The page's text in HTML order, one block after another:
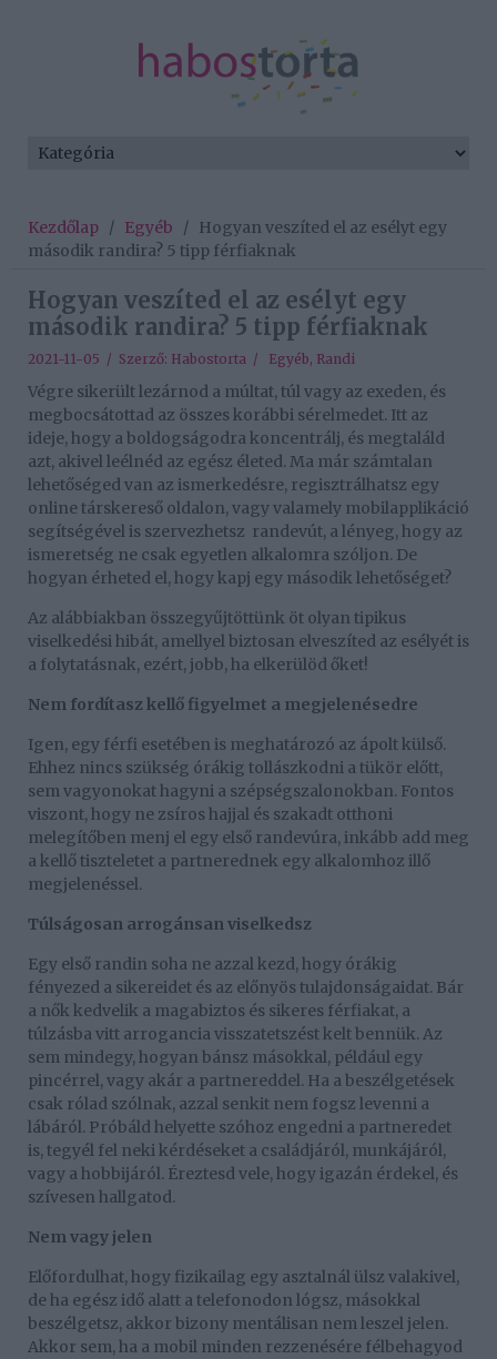
Kezdőlap / Egyéb / Hogyan veszíted el az esélyt egy
második randira? 5 tipp férfiaknak
Hogyan veszíted el az esélyt egy
második randira? 5 tipp férfiaknak
2021-11-05 / Szerző: Habostorta / Egyéb, Randi
Végre sikerült lezárnod a múltat, túl vagy az exeden, és
megbocsátottad az összes korábbi sérelmedet. Itt az
ideje, hogy a boldogságodra koncentrálj, és megtaláld
azt, akivel leélnéd az egész életed. Ma már számtalan
lehetőséged van az ismerkedésre, regisztrálhatsz egy
online társkereső oldalon, vagy valamely mobilapplikáció
segítségével is szervezhetsz randevút, a lényeg, hogy az
ismeretség ne csak egyetlen alkalomra szóljon. De
hogyan érheted el, hogy kapj egy második lehetőséget?
Az alábbiakban összegyűjtöttünk öt olyan tipikus
viselkedési hibát, amellyel biztosan elveszíted az esélyét is
a folytatásnak, ezért, jobb, ha elkerülöd őket!
Nem fordítasz kellő figyelmet a megjelenésedre
Igen, egy férfi esetében is meghatározó az ápolt külső.
Ehhez nincs szükség órákig tollászkodni a tükör előtt,
sem vagyonokat hagyni a szépségszalonokban. Fontos
viszont, hogy ne zsíros hajjal és szakadt otthoni
melegítőben menj el egy első randevúra, inkább add meg
a kellő tiszteletet a partnerednek egy alkalomhoz illő
megjelenéssel.
Túlságosan arrogánsan viselkedsz
Egy első randin soha ne azzal kezd, hogy órákig
fényezed a sikereidet és az előnyös tulajdonságaidat. Bár
a nők kedvelik a magabiztos és sikeres férfiakat, a
túlzásba vitt arrogancia visszatetszést kelt bennük. Az
sem mindegy, hogyan bánsz másokkal, például egy
pincérrel, vagy akár a partnereddel. Ha a beszélgetések
csak rólad szólnak, azzal senkit nem fogsz levenni a
lábáról. Próbáld helyette szóhoz engedni a partneredet
is, tegyél fel neki kérdéseket a családjáról, munkájáról,
vagy a hobbijáról. Éreztesd vele, hogy igazán érdekel, és
szívesen hallgatod.
Nem vagy jelen
Előfordulhat, hogy fizikailag egy asztalnál ülsz valakivel,
de ha egész idő alatt a telefonodon lógsz, másokkal
beszélgetsz, akkor bizony mentálisan nem leszel jelen.
Akkor sem, ha a mobil minden rezzenésére félbehagyod